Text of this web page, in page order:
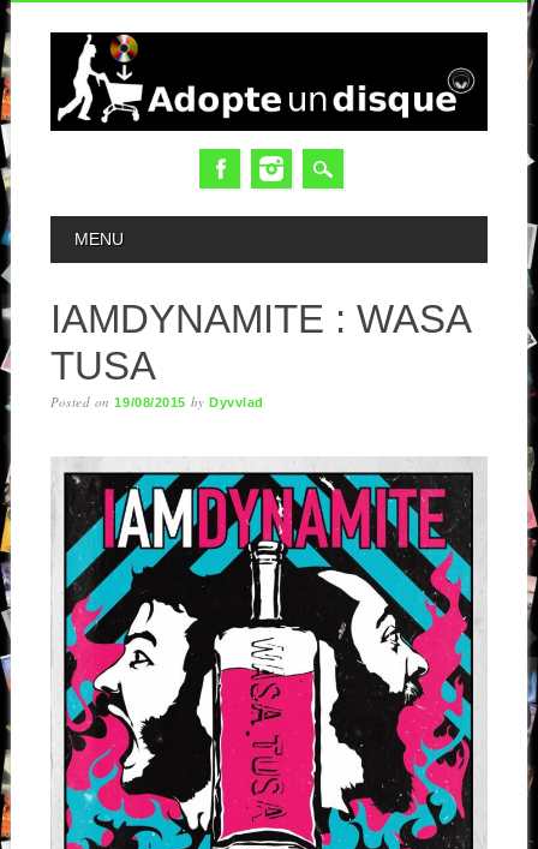
MAIN MENU
MENU
IAMDYNAMITE : WASA
TUSA
Posted on19/08/2015 byDyvvlad